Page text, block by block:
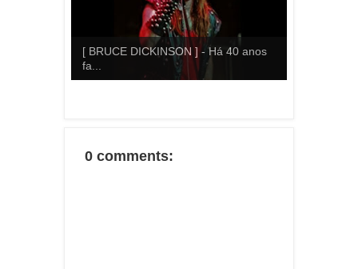
[ BRUCE DICKINSON ] - Há 40 anos
fa...
0 comments: